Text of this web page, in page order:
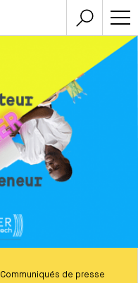
Communiqués de presse